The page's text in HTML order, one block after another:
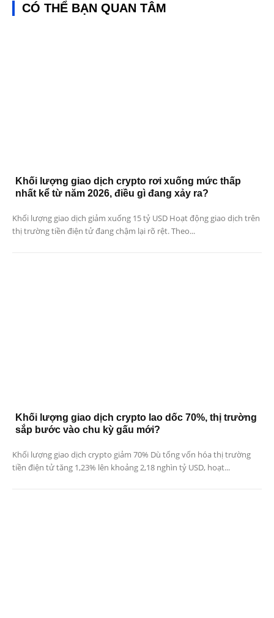
CÓ THỂ BẠN QUAN TÂM
Khối lượng giao dịch crypto rơi xuống mức thấp
nhất kể từ năm 2026, điều gì đang xảy ra?
Khối lượng giao dịch giảm xuống 15 tỷ USD Hoạt động giao dịch trên
thị trường tiền điện tử đang chậm lại rõ rệt. Theo...
Khối lượng giao dịch crypto lao dốc 70%, thị trường
sắp bước vào chu kỳ gấu mới?
Khối lượng giao dịch crypto giảm 70% Dù tổng vốn hóa thị trường
tiền điện tử tăng 1,23% lên khoảng 2,18 nghìn tỷ USD, hoạt...